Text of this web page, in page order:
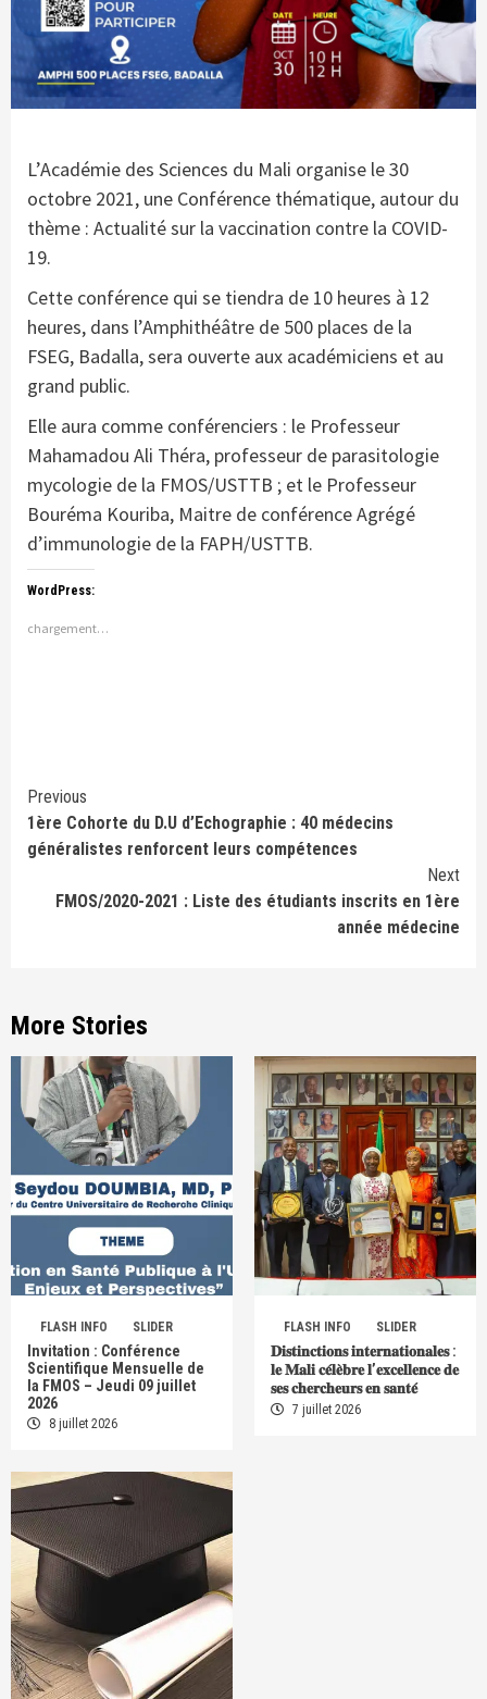
L’Académie des Sciences du Mali organise le 30
octobre 2021, une Conférence thématique, autour du
thème : Actualité sur la vaccination contre la COVID-
19.
Cette conférence qui se tiendra de 10 heures à 12
heures, dans l’Amphithéâtre de 500 places de la
FSEG, Badalla, sera ouverte aux académiciens et au
grand public.
Elle aura comme conférenciers : le Professeur
Mahamadou Ali Théra, professeur de parasitologie
mycologie de la FMOS/USTTB ; et le Professeur
Bouréma Kouriba, Maitre de conférence Agrégé
d’immunologie de la FAPH/USTTB.
WordPress:
chargement…
Continue
Reading
Previous
1ère Cohorte du D.U d’Echographie : 40 médecins
généralistes renforcent leurs compétences
Next
FMOS/2020-2021 : Liste des étudiants inscrits en 1ère
année médecine
More Stories
FLASH INFO SLIDER
Invitation : Conférence
Scientifique Mensuelle de
la FMOS – Jeudi 09 juillet
2026
8 juillet 2026
FLASH INFO SLIDER
𝐃𝐢𝐬𝐭𝐢𝐧𝐜𝐭𝐢𝐨𝐧𝐬 𝐢𝐧𝐭𝐞𝐫𝐧𝐚𝐭𝐢𝐨𝐧𝐚𝐥𝐞𝐬 :
𝐥𝐞 𝐌𝐚𝐥𝐢 𝐜𝐞́𝐥𝐞̀𝐛𝐫𝐞 𝐥’𝐞𝐱𝐜𝐞𝐥𝐥𝐞𝐧𝐜𝐞 𝐝𝐞
𝐬𝐞𝐬 𝐜𝐡𝐞𝐫𝐜𝐡𝐞𝐮𝐫𝐬 𝐞𝐧 𝐬𝐚𝐧𝐭𝐞́
7 juillet 2026